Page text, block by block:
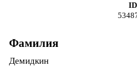
ID
Фамилия
Демидкин